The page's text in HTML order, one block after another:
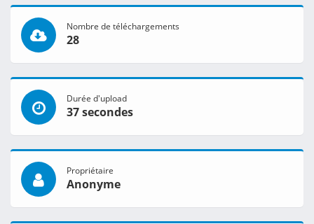
Nombre de téléchargements
28
Durée d'upload
37 secondes
Propriétaire
Anonyme